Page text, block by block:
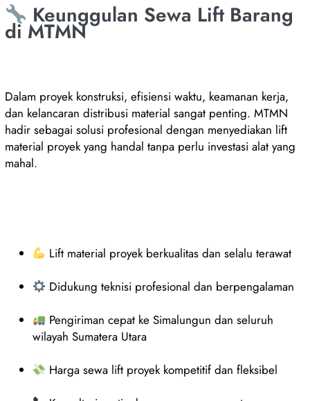
Keunggulan Sewa Lift Barang
di MTMN
Dalam proyek konstruksi, efisiensi waktu, keamanan kerja,
dan kelancaran distribusi material sangat penting. MTMN
hadir sebagai solusi profesional dengan menyediakan lift
material proyek yang handal tanpa perlu investasi alat yang
mahal.
Lift material proyek berkualitas dan selalu terawat
Didukung teknisi profesional dan berpengalaman
Pengiriman cepat ke Simalungun dan seluruh
wilayah Sumatera Utara
Harga sewa lift proyek kompetitif dan fleksibel